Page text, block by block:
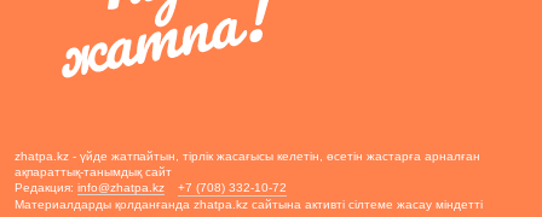
zhatpa.kz - үйде жатпайтын, тірлік жасағысы келетін, өсетін жастарға арналған
ақпараттық-танымдық сайт
Редакция: info@zhatpa.kz
+7 (708) 332-10-72
Материалдарды қолданғанда zhatpa.kz сайтына активті сілтеме жасау міндетті